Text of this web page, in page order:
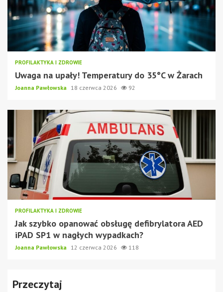
PROFILAKTYKA I ZDROWIE
Uwaga na upały! Temperatury do 35°C w Żarach
Joanna Pawłowska 18 czerwca 2026 92
PROFILAKTYKA I ZDROWIE
Jak szybko opanować obsługę defibrylatora AED
iPAD SP1 w nagłych wypadkach?
Joanna Pawłowska 12 czerwca 2026 118
Przeczytaj